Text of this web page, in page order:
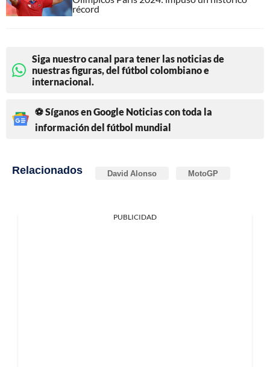
récord
Siga nuestro canal para tener las noticias de
nuestras figuras, del fútbol colombiano e
internacional.
⚽ Síganos en Google Noticias con toda la
información del fútbol mundial
Relacionados David Alonso MotoGP
PUBLICIDAD